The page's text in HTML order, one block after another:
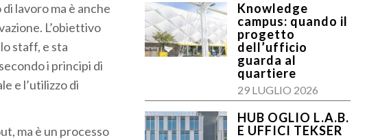
lavoro ma è anche
L’obiettivo
staff, e sta
i principi di
e l’utilizzo di
ma è un processo
Knowledge
campus: quando il
progetto
dell’ufficio
guarda al
quartiere
29 LUGLIO 2026
HUB OGLIO L.A.B.
E UFFICI TEKSER